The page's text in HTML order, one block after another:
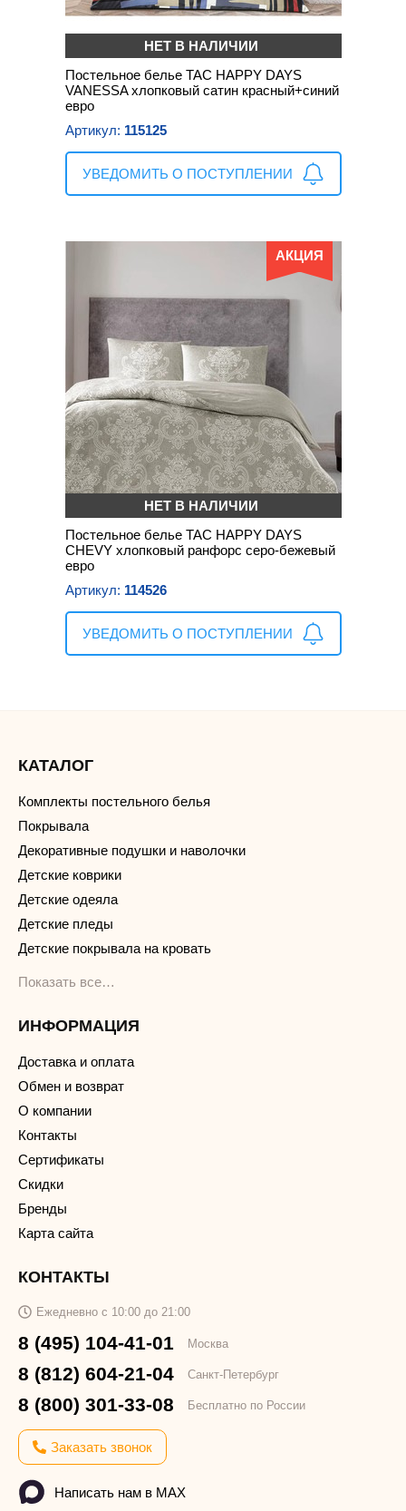
НЕТ В НАЛИЧИИ
Постельное белье TAC HAPPY DAYS
VANESSA хлопковый сатин красный+синий
евро
Артикул: 115125
УВЕДОМИТЬ О ПОСТУПЛЕНИИ
АКЦИЯ
НЕТ В НАЛИЧИИ
Постельное белье TAC HAPPY DAYS
CHEVY хлопковый ранфорс серо-бежевый
евро
Артикул: 114526
УВЕДОМИТЬ О ПОСТУПЛЕНИИ
КАТАЛОГ
Комплекты постельного белья
Покрывала
Декоративные подушки и наволочки
Детские коврики
Детские одеяла
Детские пледы
Детские покрывала на кровать
Показать все…
ИНФОРМАЦИЯ
Доставка и оплата
Обмен и возврат
О компании
Контакты
Сертификаты
Скидки
Бренды
Карта сайта
КОНТАКТЫ
Ежедневно с 10:00 до 21:00
8 (495) 104-41-01 Москва
8 (812) 604-21-04 Санкт-Петербург
8 (800) 301-33-08 Бесплатно по России
Заказать звонок
Написать нам в MAX